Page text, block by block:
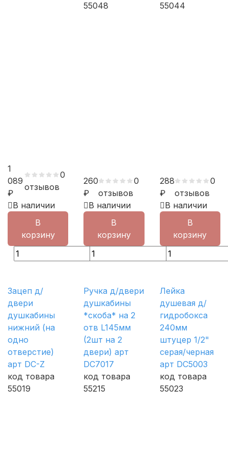
1
089
₽
0
отзывов
В наличии
В
корзину
55048
260
₽
0
отзывов
В наличии
В
корзину
55044
288
₽
0
отзывов
В наличии
В
корзину
Зацеп д/
двери
душкабины
нижний (на
одно
отверстие)
арт DC-Z
код товара
55019
Ручка д/двери
душкабины
*скоба* на 2
отв L145мм
(2шт на 2
двери) арт
DC7017
код товара
55215
Лейка
душевая д/
гидробокса
240мм
штуцер 1/2"
серая/черная
арт DC5003
код товара
55023